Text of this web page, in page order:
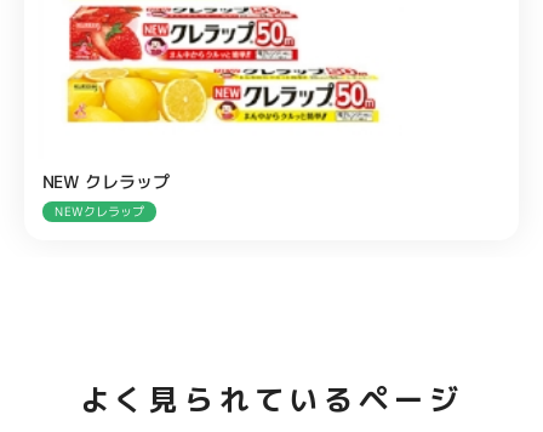
NEW クレラップ
NEWクレラップ
よく見られているページ